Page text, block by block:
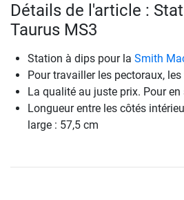
Détails de l'article :
Taurus MS3
Station à dips pour la Smith
Pour travailler les pectoraux,
La qualité au juste prix. Pour
Longueur entre les côtés
large : 57,5 cm